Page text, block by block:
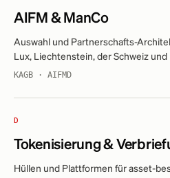
AIFM & ManCo
Auswahl und Partnerschafts-
Lux, Liechtenstein, der Schweiz
KAGB · AIFMD
D
Tokenisierung &
Hüllen und Plattformen für asset-